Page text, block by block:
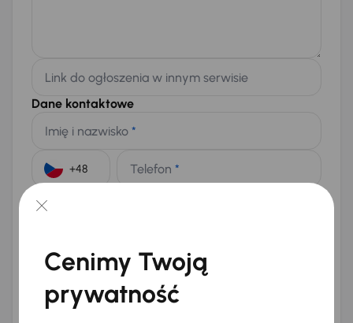
Link do ogłoszenia w innym serwisie
Dane kontaktowe
Imię i nazwisko *
Telefon *
E-mail
Na numer telefonu (opcjonalnie)
Wyślij zapytanie
Cenimy Twoją
prywatność